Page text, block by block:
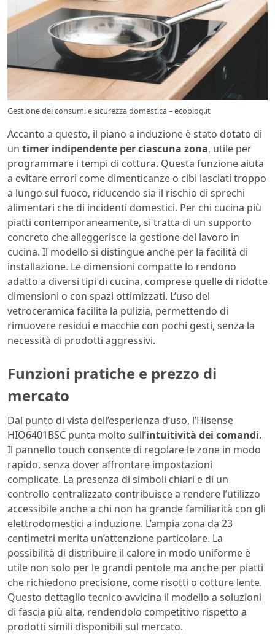
Gestione dei consumi e sicurezza domestica – ecoblog.it
Accanto a questo, il piano a induzione è stato dotato di
un timer indipendente per ciascuna zona, utile per
programmare i tempi di cottura. Questa funzione aiuta
a evitare errori come dimenticanze o cibi lasciati troppo
a lungo sul fuoco, riducendo sia il rischio di sprechi
alimentari che di incidenti domestici. Per chi cucina più
piatti contemporaneamente, si tratta di un supporto
concreto che alleggerisce la gestione del lavoro in
cucina. Il modello si distingue anche per la facilità di
installazione. Le dimensioni compatte lo rendono
adatto a diversi tipi di cucina, comprese quelle di ridotte
dimensioni o con spazi ottimizzati. L’uso del
vetroceramica facilita la pulizia, permettendo di
rimuovere residui e macchie con pochi gesti, senza la
necessità di prodotti aggressivi.
Funzioni pratiche e prezzo di
mercato
Dal punto di vista dell’esperienza d’uso, l’Hisense
HIO6401BSC punta molto sull’intuitività dei comandi.
Il pannello touch consente di regolare le zone in modo
rapido, senza dover affrontare impostazioni
complicate. La presenza di simboli chiari e di un
controllo centralizzato contribuisce a rendere l’utilizzo
accessibile anche a chi non ha grande familiarità con gli
elettrodomestici a induzione. L’ampia zona da 23
centimetri merita un’attenzione particolare. La
possibilità di distribuire il calore in modo uniforme è
utile non solo per le grandi pentole ma anche per piatti
che richiedono precisione, come risotti o cotture lente.
Questo dettaglio tecnico avvicina il modello a soluzioni
di fascia più alta, rendendolo competitivo rispetto a
prodotti simili disponibili sul mercato.